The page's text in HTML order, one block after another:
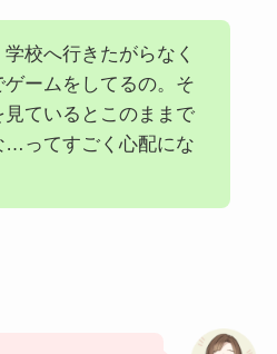
学校へ行きたがらなく
ゲームをしてるの。そ
見ているとこのままで
…ってすごく心配にな